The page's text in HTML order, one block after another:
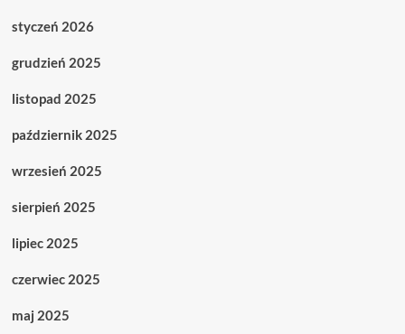
styczeń 2026
grudzień 2025
listopad 2025
październik 2025
wrzesień 2025
sierpień 2025
lipiec 2025
czerwiec 2025
maj 2025